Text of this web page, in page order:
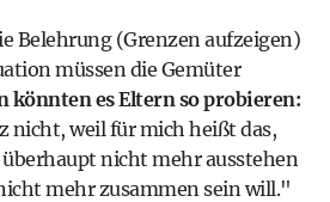
Belehrung (Grenzen aufzeigen)
müssen die Gemüter
könnten es Eltern so probieren:
nicht, weil für mich heißt das,
nicht mehr ausstehen
mehr zusammen sein will."